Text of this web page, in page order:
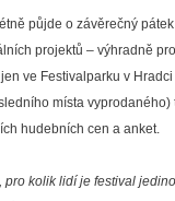
půjde o závěrečný
projektů – výhradně
ve Festivalparku v
místa
hudebních cen a anket.
pro kolik lidí je festival